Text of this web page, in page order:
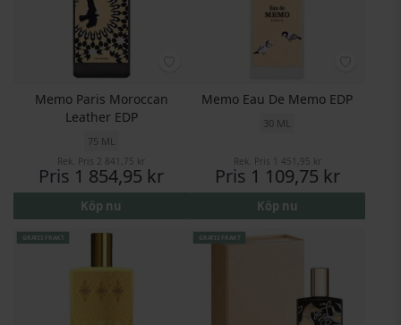
Memo Paris Moroccan
Leather EDP
75 ML
Rek. Pris 2 841,75 kr
Pris 1 854,95 kr
Köp nu
Memo Eau De Memo EDP
30 ML
Rek. Pris 1 451,95 kr
Pris 1 109,75 kr
Köp nu
GRATIS FRAKT GRATIS FRAKT